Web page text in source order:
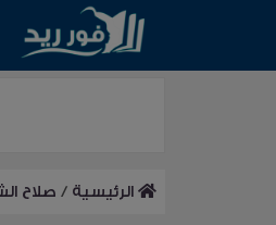
الرئيسية / صلاح